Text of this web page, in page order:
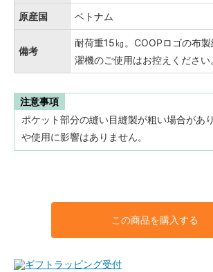
原産国 ベトナム
備考
耐荷重15㎏。COOPロゴの布
濯機のご使用はお控えください
注意事項
ポケット部分の縫い目縫製が粗い場合があ
や使用に影響はありません。
この商品を購入する